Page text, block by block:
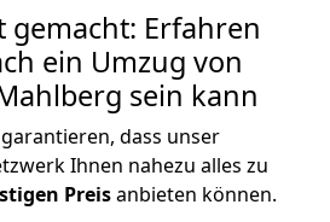
gemacht: Erfahren
ein Umzug von
sein kann
dass unser
Ihnen nahezu alles zu
Preisanbieten können.